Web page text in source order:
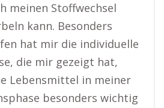
meinen Stoffwechsel
kann. Besonders
hat mir die individuelle
die mir gezeigt hat,
Lebensmittel in meiner
besonders wichtig